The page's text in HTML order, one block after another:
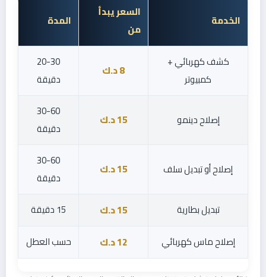
الخدمة
السعر يبدأ
من
المدة
كشف كهربائي +
كمبيوتر
8 د.ك
20-30
دقيقة
إصلاح دينمو 15 د.ك
30-60
دقيقة
إصلاح أو تبديل سلف 15 د.ك
30-60
دقيقة
تبديل بطارية
15 د.ك
15 دقيقة
إصلاح ماس كهربائي
12 د.ك حسب العطل